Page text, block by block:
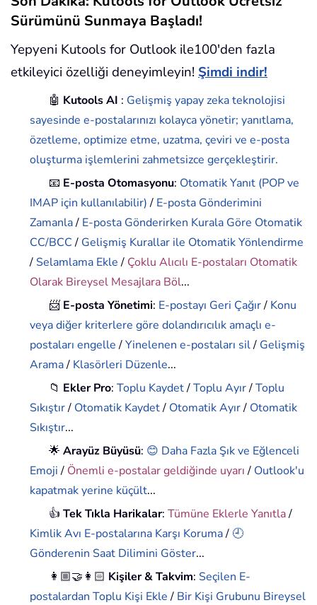
Sürümünü Sunmaya Başladı!
Yepyeni Kutools for Outlook ile100'den fazla
etkileyici özelliği deneyimleyin! Şimdi indir!
🤖 Kutools AI : Gelişmiş yapay zeka teknolojisi
sayesinde e-postalarınızı kolayca yönetir; yanıtlama,
özetleme, optimize etme, uzatma, çeviri ve e-posta
oluşturma işlemlerini zahmetsizce gerçekleştirir.
📧 E-posta Otomasyonu: Otomatik Yanıt (POP ve
IMAP için kullanılabilir)/ E-posta Gönderimini
Zamanla/ E-posta Gönderirken Kurala Göre Otomatik
CC/BCC/ Gelişmiş Kurallar ile Otomatik Yönlendirme
/ Selamlama Ekle/ Çoklu Alıcılı E-postaları Otomatik
Olarak Bireysel Mesajlara Böl...
📨 E-posta Yönetimi: E-postayı Geri Çağır/ Konu
veya diğer kriterlere göre dolandırıcılık amaçlı e-
postaları engelle/Yinelenen e-postaları sil/ Gelişmiş
Arama/ Klasörleri Düzenle...
📁 Ekler Pro:Toplu Kaydet/Toplu Ayır/Toplu
Sıkıştır/ Otomatik Kaydet/ Otomatik Ayır/ Otomatik
Sıkıştır...
🌟Arayüz Büyüsü: 😊 Daha Fazla Şık ve Eğlenceli
Emoji/ Önemli e-postalar geldiğinde uyarı/ Outlook'u
kapatmak yerine küçült...
👍Tek Tıkla Harikalar:Tümüne Eklerle Yanıtla/
Kimlik Avı E-postalarına Karşı Koruma/ 🕘
Gönderenin Saat Dilimini Göster...
👩🏼‍🤝‍👩🏻 Kişiler & Takvim: Seçilen E-
postalardan Toplu Kişi Ekle/ Bir Kişi Grubunu Bireysel